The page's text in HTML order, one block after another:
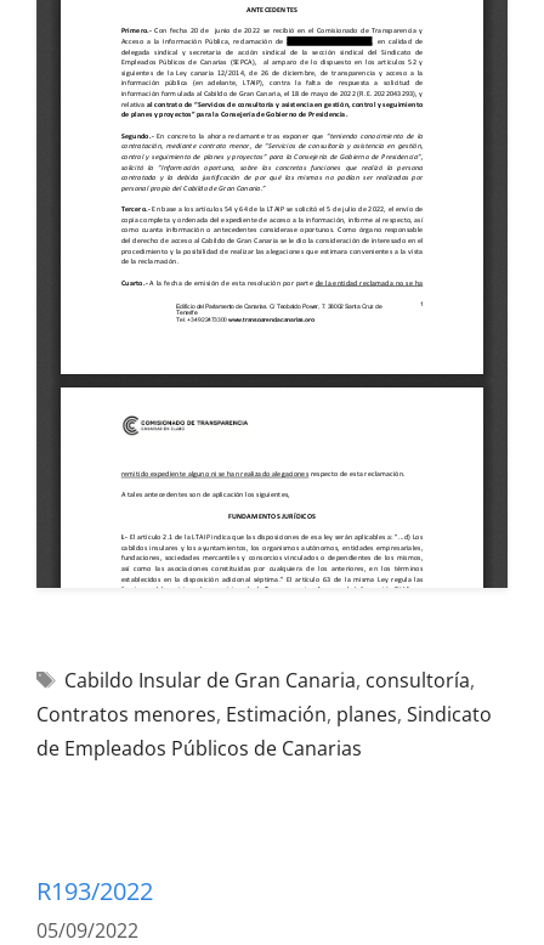
Cabildo Insular de Gran Canaria, consultoría,
Contratos menores, Estimación, planes, Sindicato
de Empleados Públicos de Canarias
R193/2022
05/09/2022